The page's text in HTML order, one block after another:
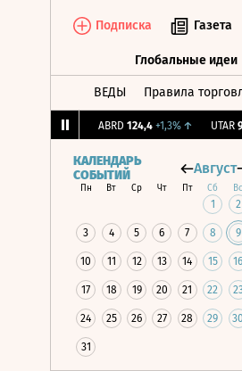
Подписка Газета
Глобальные идеи
ВЕДЫ Правила
ABRD 124,4 +1,3%↑ UTAR 9,19
КАЛЕНДАРЬ
СОБЫТИЙ
Август
Пн Вт Ср Чт Пт Сб Вс
1 2
3 4 5 6 7 8 9
10 11 12 13 14 15 16
17 18 19 20 21 22
24 25 26 27 28 29 30
31